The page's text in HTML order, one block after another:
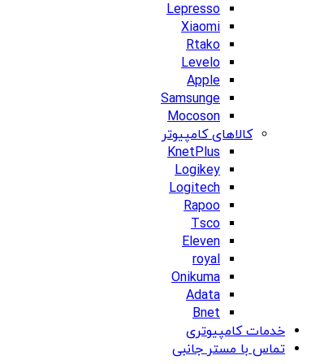
Lepresso
Xiaomi
Rtako
Levelo
Apple
Samsunge
Mocoson
کالاهای کامپیوتر
KnetPlus
Logikey
Logitech
Rapoo
Tsco
Eleven
royal
Onikuma
Adata
Bnet
خدمات کامپیوتری
تماس با مستر جانبی